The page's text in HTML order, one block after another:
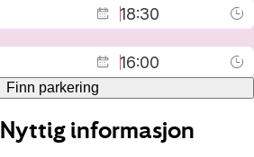
Finn parkering
Nyttig informasjon